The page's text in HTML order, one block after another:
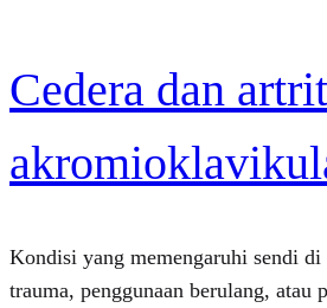
Cedera dan
Kondisi yang memengaruhi sendi
trauma, penggunaan berulang, atau